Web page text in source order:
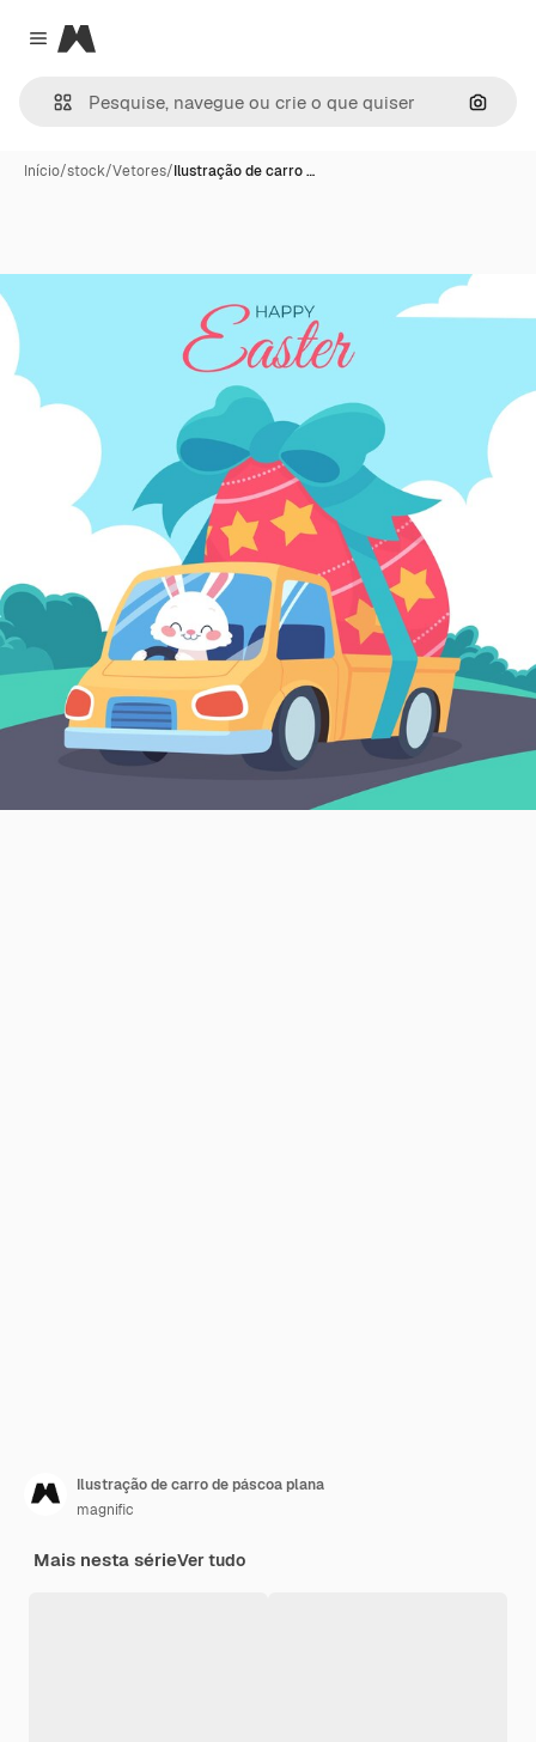
Close menu
Magnific
Início/stock/Vetores/Ilustração de carro …
Ilustração de carro de páscoa plana
magnific
Mais nesta sérieVer tudo